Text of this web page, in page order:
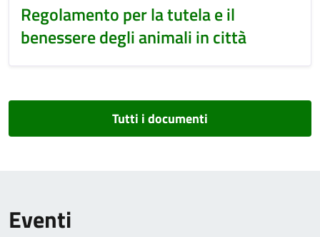
Regolamento per la tutela e il
benessere degli animali in città
Tutti i documenti
Eventi